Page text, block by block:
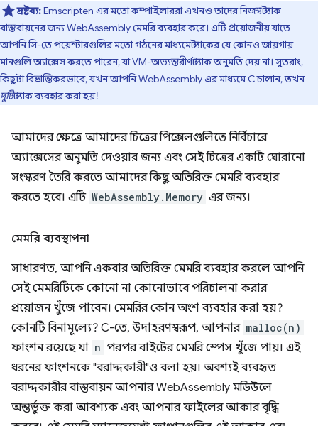
দ্রষ্টব্য:Emscripten এর মতো কম্পাইলাররা এখনও তাদের নিজস্ব স্ট্যাক
বাস্তবায়নের জন্য WebAssembly মেমরি ব্যবহার করে। এটি প্রয়োজনীয় যাতে
আপনি সি-তে পয়েন্টারগুলির মতো গঠনের মাধ্যমে স্ট্যাকের যে কোনও জায়গায়
মানগুলি অ্যাক্সেস করতে পারেন, যা VM-অভ্যন্তরীণ স্ট্যাক অনুমতি দেয় না। সুতরাং,
কিছুটা বিভ্রান্তিকরভাবে, যখন আপনি WebAssembly এর মাধ্যমে C চালান, তখন
দুটিস্ট্যাক ব্যবহার করা হয়!
আমাদের ক্ষেত্রে আমাদের চিত্রের পিক্সেলগুলিতে নির্বিচারে
অ্যাক্সেসের অনুমতি দেওয়ার জন্য এবং সেই চিত্রের একটি ঘোরানো
সংস্করণ তৈরি করতে আমাদের কিছু অতিরিক্ত মেমরি ব্যবহার
করতে হবে। এটি WebAssembly.Memory এর জন্য।
মেমরি ব্যবস্থাপনা
সাধারণত, আপনি একবার অতিরিক্ত মেমরি ব্যবহার করলে আপনি
সেই মেমরিটিকে কোনো না কোনোভাবে পরিচালনা করার
প্রয়োজন খুঁজে পাবেন। মেমরির কোন অংশ ব্যবহার করা হয়?
কোনটি বিনামূল্যে? C-তে, উদাহরণস্বরূপ, আপনার malloc(n)
ফাংশন রয়েছে যা n পরপর বাইটের মেমরি স্পেস খুঁজে পায়। এই
ধরনের ফাংশনকে "বরাদ্দকারী"ও বলা হয়। অবশ্যই ব্যবহৃত
বরাদ্দকারীর বাস্তবায়ন আপনার WebAssembly মডিউলে
অন্তর্ভুক্ত করা আবশ্যক এবং আপনার ফাইলের আকার বৃদ্ধি